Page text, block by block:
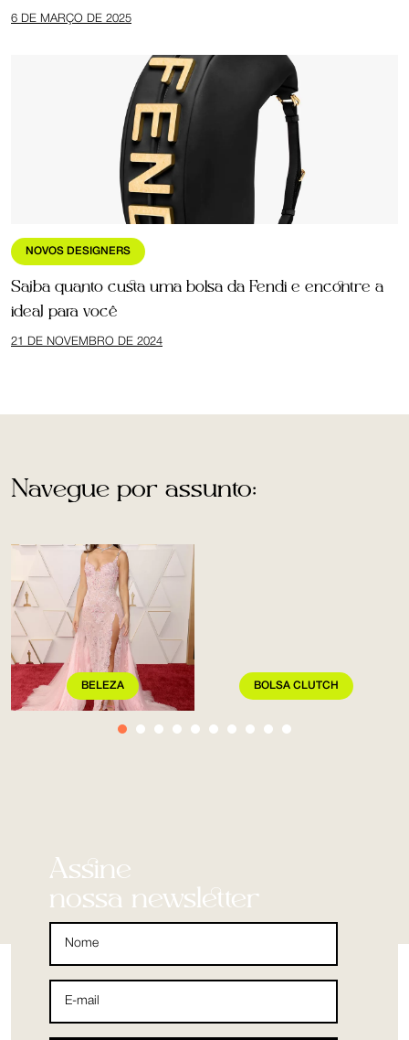
6 DE MARÇO DE 2025
NOVOS DESIGNERS
Saiba quanto custa uma bolsa da Fendi e encontre a
ideal para você
21 DE NOVEMBRO DE 2024
Navegue por assunto:
BELEZA BOLSA CLUTCH
Assine
nossa newsletter